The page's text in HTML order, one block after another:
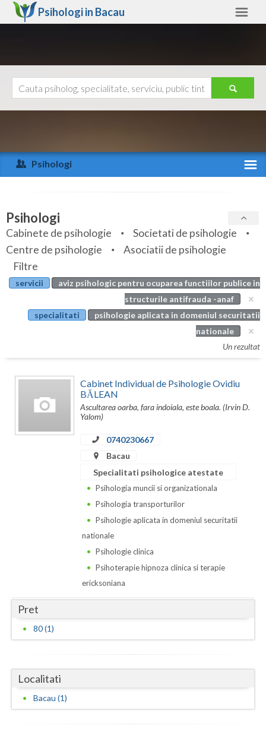
Psihologi in Bacau
Arad
Arges
Bihor
Bistrita-Nasaud
Botosani
Brasov
Caras-Severin
Gorj
Harghita
Ialomita
Iasi
Ajutor
Psihologi
Specialitati
Servicii
Articole
Evenimente
Cabinet
Psihologi
Cabinete de psihologie
Societati de psihologie
Centre de psihologie
Asociatii de psihologie
Filtre
servicii
aviz psihologic pentru ocuparea functiilor publice in
structurile antifrauda -anaf
specialitati
psihologie aplicata in domeniul securitatii
nationale
Un rezultat
Cabinet Individual de Psihologie Ovidiu
BĂLEAN
Ascultarea oarba, fara indoiala, este boala. (Irvin D.
Yalom)
0740230667
Bacau
Specialitati psihologice atestate
Psihologia muncii si organizationala
Psihologia transporturilor
Psihologie aplicata in domeniul securitatii
nationale
Psihologie clinica
Psihoterapie hipnoza clinica si terapie
ericksoniana
Pret
80 (1)
Localitati
Bacau (1)